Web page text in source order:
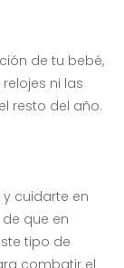
de tu bebé,
ni las
resto del año.
cuidarte en
que en
tipo de
combatir el